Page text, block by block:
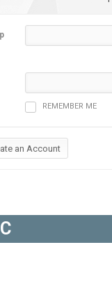
REMEMBER ME